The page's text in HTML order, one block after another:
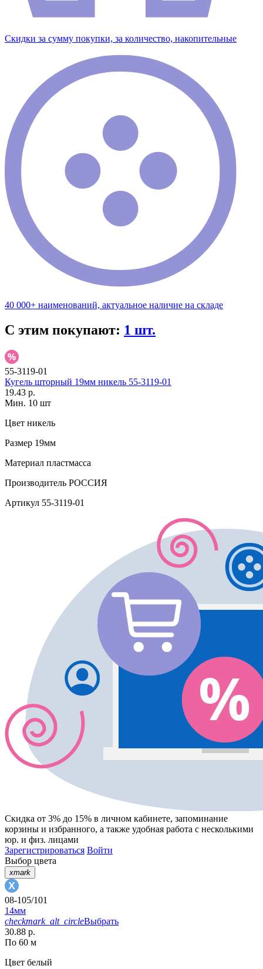
Скидки за сумму покупки, за количество, накопительные
40 000+ наименований, актуальное наличие на складе
С этим покупают: 1 шт.
55-3119-01
Кугель шторный 19мм никель 55-3119-01
19.43 р.
Мин. 10 шт
Цвет никель
Размер 19мм
Материал пластмасса
Производитель РОССИЯ
Артикул 55-3119-01
Скидка от 3% до 15% в личном кабинете, запоминание
корзины и избранного, а также удобная работа с несколькими
юр. и физ. лицами
Зарегистрироваться Войти
Выбор цвета
xmark
08-105/101
14мм
checkmark_alt_circleВыбрать
30.88 р.
По 60 м
Цвет белый